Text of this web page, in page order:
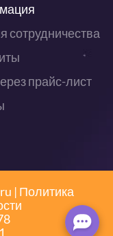
сотрудничества
прайс-лист
| Политика